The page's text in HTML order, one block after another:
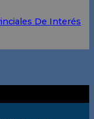
De Interés